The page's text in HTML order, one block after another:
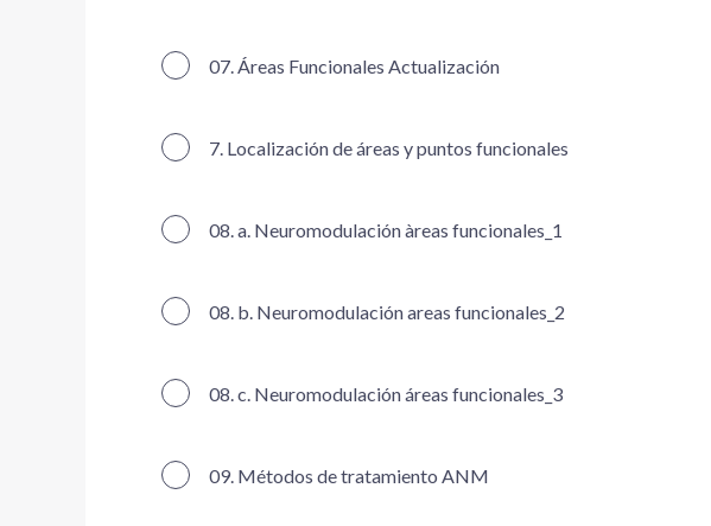
07. Áreas Funcionales Actualización
7. Localización de áreas y puntos funcionales
08. a. Neuromodulación àreas funcionales_1
08. b. Neuromodulación areas funcionales_2
08. c. Neuromodulación áreas funcionales_3
09. Métodos de tratamiento ANM